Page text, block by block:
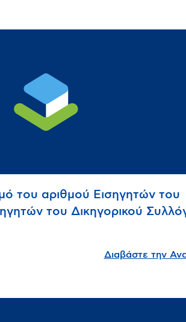
του αριθμού Εισηγητών του
του Δικηγορικού
Διαβάστε την